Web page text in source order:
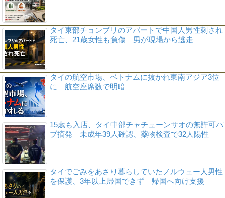
タイ東部チョンブリのアパートで中国人男性刺され
死亡、21歳女性も負傷 男が現場から逃走
タイの航空市場、ベトナムに抜かれ東南アジア3位
に 航空座席数で明暗
15歳も入店、タイ中部チャチューンサオの無許可パ
ブ摘発 未成年39人確認、薬物検査で32人陽性
タイでごみをあさり暮らしていたノルウェー人男性
を保護、3年以上帰国できず 帰国へ向け支援